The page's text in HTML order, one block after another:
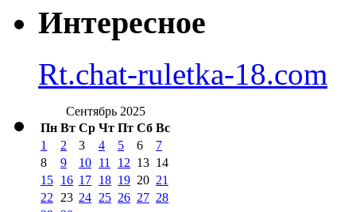
Интересное
Rt.chat-ruletka-18.com
Сентябрь 2025
Пн Вт Ср Чт Пт Сб Вс
1 2 3 4 5 6
7
8
9 10 11 12 13 14
15 16 17 18 19 20 21
22
23 24 25 26 27 28